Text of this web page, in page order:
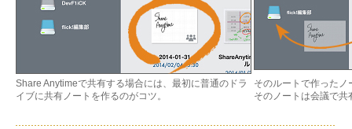
Share Anytimeで共有する場合には、最初に普通のドラ
イブに共有ノートを作るのがコツ。
そのルートで作った
そのノートは会議で共